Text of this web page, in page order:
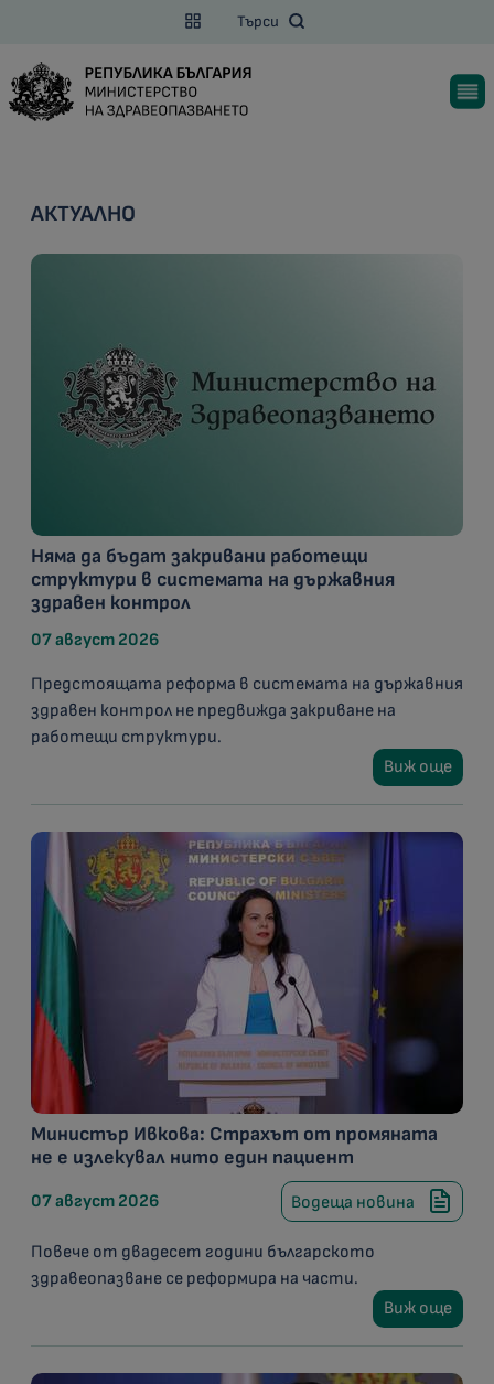
Търси
АКТУАЛНО
Няма да бъдат закривани работещи
структури в системата на държавния
здравен контрол
07 август 2026
Предстоящата реформа в системата на държавния
здравен контрол не предвижда закриване на
работещи структури.
Виж още
Министър Ивкова: Страхът от промяната
не е излекувал нито един пациент
07 август 2026 Водеща новина
Повече от двадесет години българското
здравеопазване се реформира на части.
Виж още